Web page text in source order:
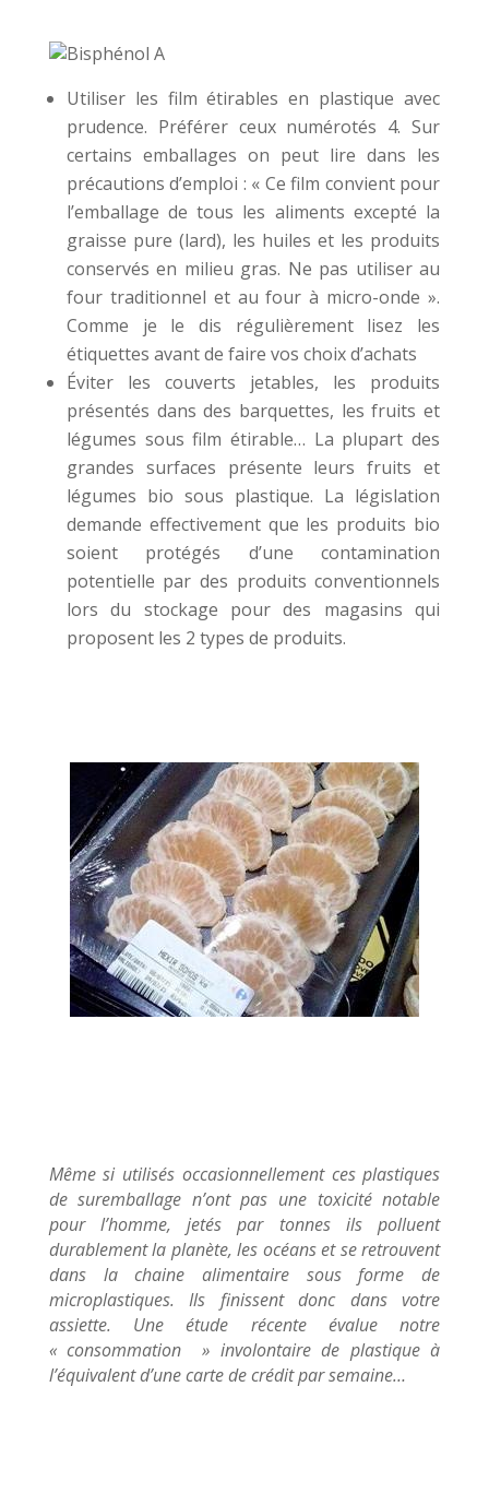
Utiliser les film étirables en plastique avec
prudence. Préférer ceux numérotés 4. Sur
certains emballages on peut lire dans les
précautions d’emploi : « Ce film convient pour
l’emballage de tous les aliments excepté la
graisse pure (lard), les huiles et les produits
conservés en milieu gras. Ne pas utiliser au
four traditionnel et au four à micro-onde ».
Comme je le dis régulièrement lisez les
étiquettes avant de faire vos choix d’achats
Éviter les couverts jetables, les produits
présentés dans des barquettes, les fruits et
légumes sous film étirable… La plupart des
grandes surfaces présente leurs fruits et
légumes bio sous plastique. La législation
demande effectivement que les produits bio
soient protégés d’une contamination
potentielle par des produits conventionnels
lors du stockage pour des magasins qui
proposent les 2 types de produits.
Même si utilisés occasionnellement ces plastiques
de suremballage n’ont pas une toxicité notable
pour l’homme, jetés par tonnes ils polluent
durablement la planète, les océans et se retrouvent
dans la chaine alimentaire sous forme de
microplastiques. Ils finissent donc dans votre
assiette. Une étude récente évalue notre
« consommation » involontaire de plastique à
l’équivalent d’une carte de crédit par semaine…